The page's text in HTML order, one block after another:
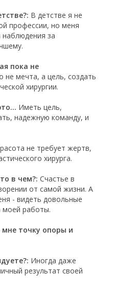
В детстве я не
профессии, но меня
наблюдения за
пока не
не мечта, а цель, создать
хирургии.
Иметь цель,
надежную команду, и
не требует жертв,
хирурга.
в чем?: Счастье в
от самой жизни. А
- видеть довольные
моей работы.
точку опоры и
Иногда даже
результат своей